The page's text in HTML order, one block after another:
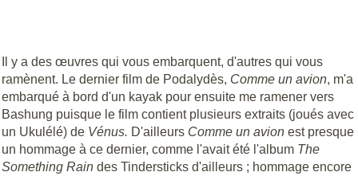
Il y a des œuvres qui vous embarquent, d'autres qui vous
ramènent. Le dernier film de Podalydès, Comme un avion, m'a
embarqué à bord d'un kayak pour ensuite me ramener vers
Bashung puisque le film contient plusieurs extraits (joués avec
un Ukulélé) de Vénus. D'ailleurs Comme un avion est presque
un hommage à ce dernier, comme l'avait été l'album The
Something Rain des Tindersticks d'ailleurs ; hommage encore